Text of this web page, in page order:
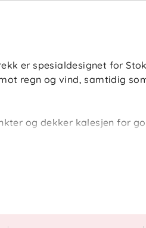
er spesialdesignet for
regn og vind, samtidig
og dekker kalesjen for
pakkes sammen og